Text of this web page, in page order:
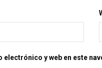
electrónico y web en este